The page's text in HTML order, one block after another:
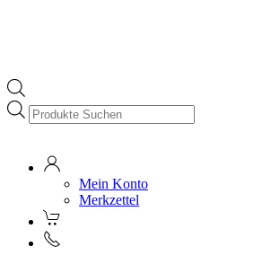
Products
search
Mein Konto
Merkzettel